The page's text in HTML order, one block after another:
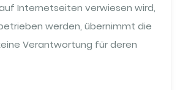
Internetseiten verwiesen wird,
werden, übernimmt die
Verantwortung für deren